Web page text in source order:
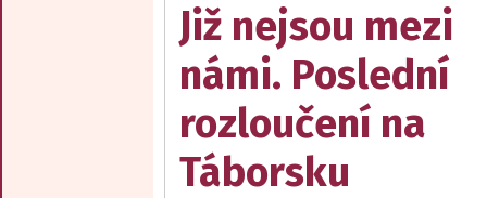
Již nejsou mezi
námi. Poslední
rozloučení na
Táborsku